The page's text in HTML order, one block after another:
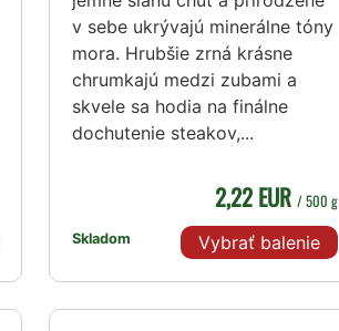
v sebe ukrývajú minerálne tóny
mora. Hrubšie zrná krásne
chrumkajú medzi zubami a
skvele sa hodia na finálne
dochutenie steakov,...
Skladom
2,22 EUR / 500 g
Vybrať balenie